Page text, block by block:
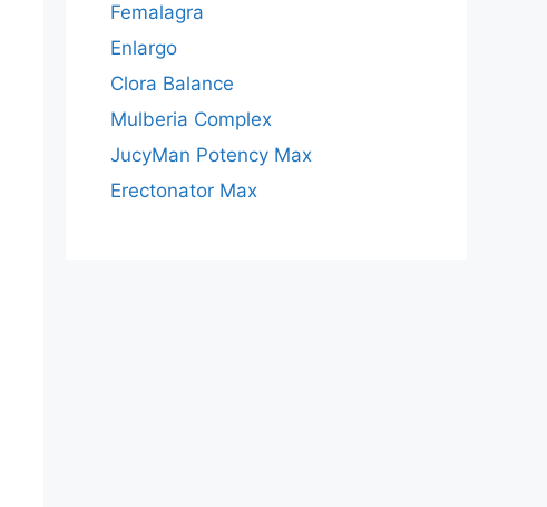
Femalagra
Enlargo
Clora Balance
Mulberia Complex
JucyMan Potency Max
Erectonator Max